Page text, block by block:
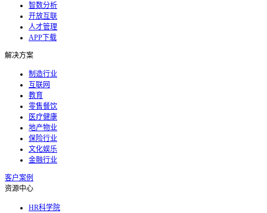
智数分析
开放互联
人才管理
APP下载
解决方案
制造行业
互联网
教育
零售餐饮
医疗健康
地产物业
保险行业
文化娱乐
金融行业
客户案例
资源中心
HR科学院